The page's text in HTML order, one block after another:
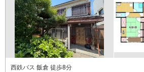
西鉄バス 飯倉 徒歩8分